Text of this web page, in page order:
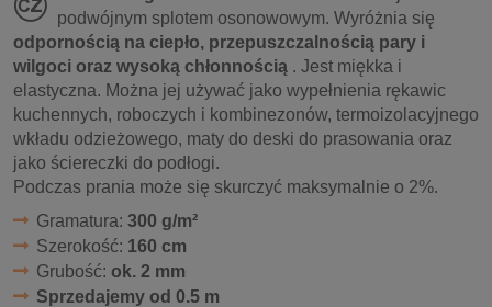
podwójnym splotem osonowowym. Wyróżnia się
odpornością na ciepło, przepuszczalnością pary i
wilgoci oraz wysoką chłonnością . Jest miękka i
elastyczna. Można jej używać jako wypełnienia rękawic
kuchennych, roboczych i kombinezonów, termoizolacyjnego
wkładu odzieżowego, maty do deski do prasowania oraz
jako ściereczki do podłogi.
Podczas prania może się skurczyć maksymalnie o 2%.
Gramatura: 300 g/m²
Szerokość: 160 cm
Grubość: ok. 2 mm
Sprzedajemy od 0.5 m